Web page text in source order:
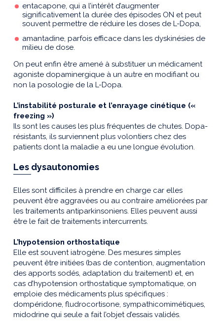
entacapone, qui a l’intérêt d’augmenter
significativement la durée des épisodes ON et peut
souvent permettre de réduire les doses de L-Dopa,
amantadine, parfois efficace dans les dyskinésies de
milieu de dose.
On peut enfin être amené à substituer un médicament
agoniste dopaminergique à un autre en modifiant ou
non la posologie de la L-Dopa.
L’instabilité posturale et l’enrayage cinétique («
freezing »)
Ils sont les causes les plus fréquentes de chutes. Dopa-
résistants, ils surviennent plus volontiers chez des
patients dont la maladie a eu une longue évolution.
Les dysautonomies
Elles sont difficiles à prendre en charge car elles
peuvent être aggravées ou au contraire améliorées par
les traitements antiparkinsoniens. Elles peuvent aussi
être le fait de traitements intercurrents.
L’hypotension orthostatique
Elle est souvent iatrogène. Des mesures simples
peuvent être initiées (bas de contention, augmentation
des apports sodés, adaptation du traitement) et, en
cas d’hypotension orthostatique symptomatique, on
emploie des médicaments plus spécifiques :
dompéridone, fludrocortisone, sympathicomimétiques,
midodrine qui seule a fait l’objet d’essais validés.